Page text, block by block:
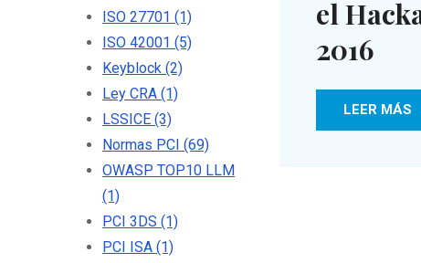
ISO 27701 (1)
ISO 42001 (5)
Keyblock (2)
Ley CRA (1)
LSSICE (3)
Normas PCI (69)
OWASP TOP10 LLM
(1)
PCI 3DS (1)
PCI ISA (1)
el
2016
LEER MÁS